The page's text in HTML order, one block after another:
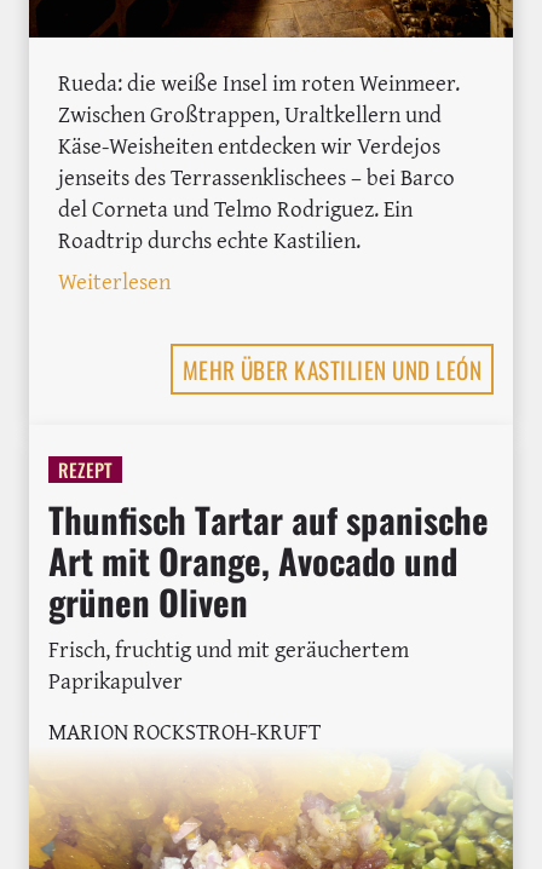
Rueda: die weiße Insel im roten Weinmeer.
Zwischen Großtrappen, Uraltkellern und
Käse-Weisheiten entdecken wir Verdejos
jenseits des Terrassenklischees – bei Barco
del Corneta und Telmo Rodriguez. Ein
Roadtrip durchs echte Kastilien.
Weiterlesen: In Rueda auf der Suche nach dem
MEHR ÜBER KASTILIEN UND LEÓN
REZEPT
Thunfisch Tartar auf spanische
Art mit Orange, Avocado und
grünen Oliven
Frisch, fruchtig und mit geräuchertem
Paprikapulver
MARION ROCKSTROH-KRUFT